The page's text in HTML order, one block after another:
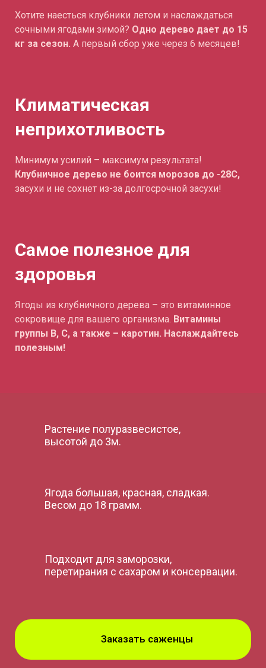
Хотите наесться клубники летом и наслаждаться
сочными ягодами зимой? Одно дерево дает до 15
кг за сезон. А первый сбор уже через 6 месяцев!
Климатическая
неприхотливость
Минимум усилий – максимум результата!
Клубничное дерево не боится морозов до -28С,
засухи и не сохнет из-за долгосрочной засухи!
Самое полезное для
здоровья
Ягоды из клубничного дерева – это витаминное
сокровище для вашего организма. Витамины
группы В, С, а также – каротин. Наслаждайтесь
полезным!
Растение полуразвесистое,
высотой до 3м.
Ягода большая, красная, сладкая.
Весом до 18 грамм.
Подходит для заморозки,
перетирания с сахаром и консервации.
Заказать саженцы